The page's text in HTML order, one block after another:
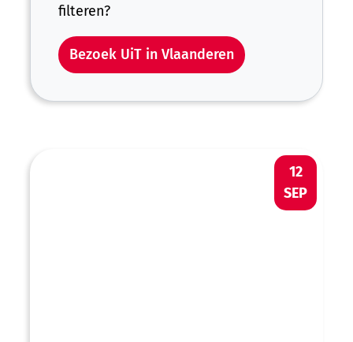
filteren?
Bezoek UiT in Vlaanderen
Digispreekuur: Allemaal Digi.Taal
ZA
12
SEP